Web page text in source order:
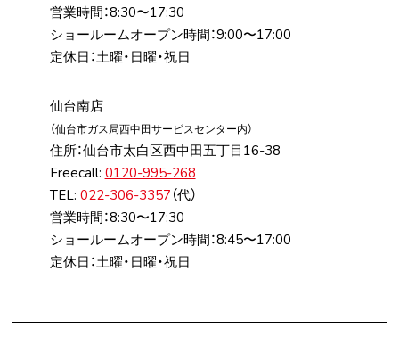
営業時間：8:30〜17:30
ショールームオープン時間：9:00〜17:00
定休日：土曜・日曜・祝日
仙台南店
（仙台市ガス局⻄中⽥サービスセンター内）
住所：仙台市太⽩区⻄中⽥五丁⽬16-38
Freecall: 0120-995-268
TEL: 022-306-3357 （代）
営業時間：8:30〜17:30
ショールームオープン時間：8:45〜17:00
定休日：土曜・日曜・祝日